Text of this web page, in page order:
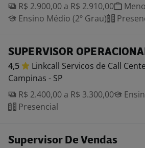
R$ 2.900,00 a R$ 2.910,00
Ensino Médio (2º Grau)
SUPERVISOR
4,5 Linkcall Servicos de Call
Campinas - SP
R$ 2.400,00 a R$ 3.300,00
Presencial
Supervisor De Vendas